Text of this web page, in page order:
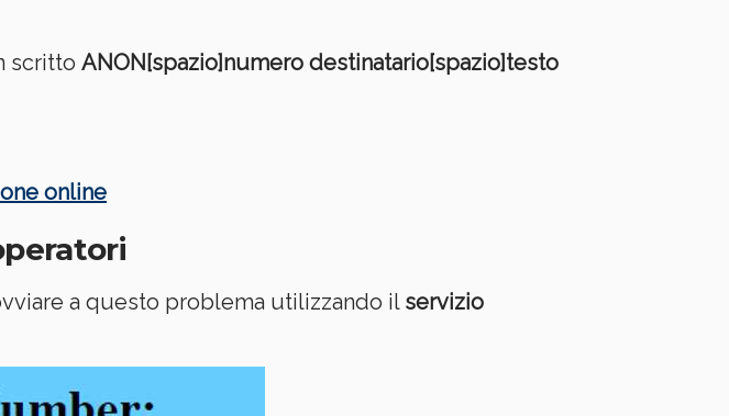
scritto ANON[spazio]numero destinatario[spazio]testo
online
a questo problema utilizzando il servizio